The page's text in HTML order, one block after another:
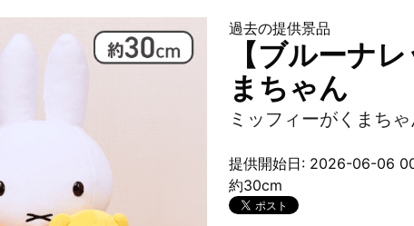
過去の提供景品
【ブルーナ
まちゃん
ミッフィーがくまち
提供開始日: 2026-06-06
約30cm